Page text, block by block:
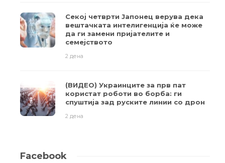
Секој четврти Јапонец верува дека
вештачката интелигенција ќе може
да ги замени пријателите и
семејството
2 дена
(ВИДЕО) Украинците за прв пат
користат роботи во борба: ги
спуштија зад руските линии со дрон
2 дена
Facebook